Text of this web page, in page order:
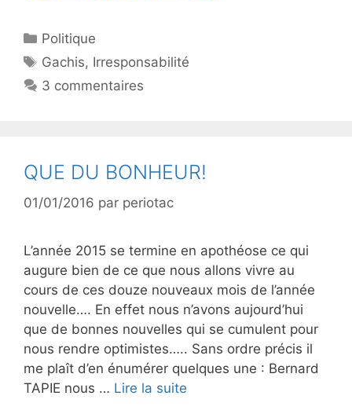
c
e
b
k
itt
er e
dI
s
er
l
Catégories
Politique
Étiquettes
Gachis, Irresponsabilité
3 commentaires
QUE DU BONHEUR!
01/01/2016 par periotac
L’année 2015 se termine en apothéose ce qui
augure bien de ce que nous allons vivre au
cours de ces douze nouveaux mois de l’année
nouvelle…. En effet nous n’avons aujourd’hui
que de bonnes nouvelles qui se cumulent pour
nous rendre optimistes….. Sans ordre précis il
me plaît d’en énumérer quelques une : Bernard
TAPIE nous … Lire la suite